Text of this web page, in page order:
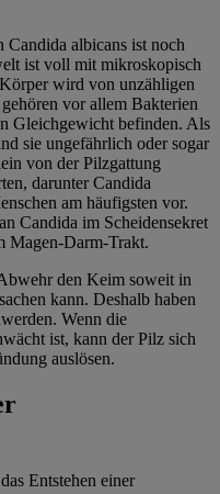
Candida albicans ist noch
ist voll mit mikroskopisch
wird von unzähligen
vor allem Bakterien
Gleichgewicht befinden. Als
sie ungefährlich oder sogar
von der Pilzgattung
darunter Candida
am häufigsten vor.
Candida im Scheidensekret
Magen-Darm-Trakt.
den Keim soweit in
kann. Deshalb haben
Wenn die
ist, kann der Pilz sich
auslösen.
Entstehen einer